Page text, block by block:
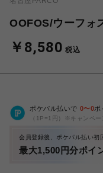
OOFOS/ウーフォ
￥8,580 税込
ポケパル払いで 0〜0ポ
（1P=1円）※キャンペー
会員登録後、ポケパル払い初
最大1,500円分ポイ